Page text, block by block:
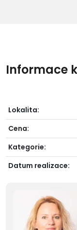
Informace
Lokalita:
Cena:
Kategorie:
Datum realizace: